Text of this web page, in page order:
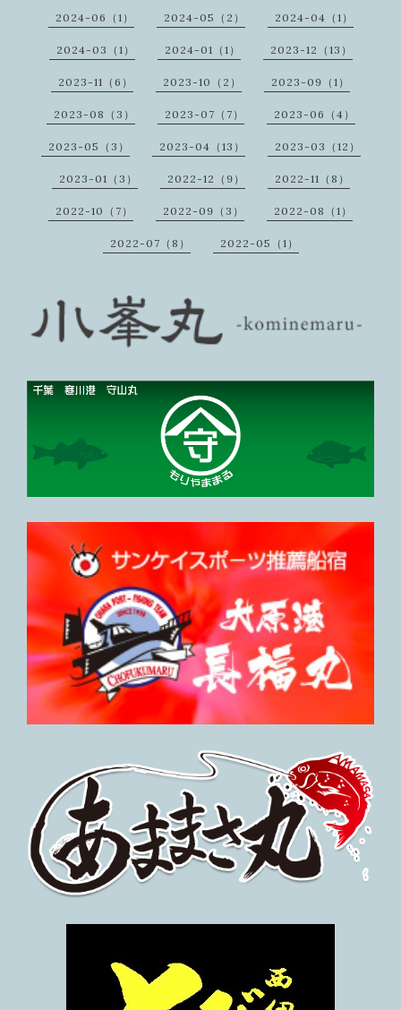
2024-06（1） 2024-05（2） 2024-04（1）
2024-03（1） 2024-01（1） 2023-12（13）
2023-11（6） 2023-10（2） 2023-09（1）
2023-08（3） 2023-07（7） 2023-06（4）
2023-05（3） 2023-04（13） 2023-03（12）
2023-01（3） 2022-12（9） 2022-11（8）
2022-10（7） 2022-09（3） 2022-08（1）
2022-07（8） 2022-05（1）